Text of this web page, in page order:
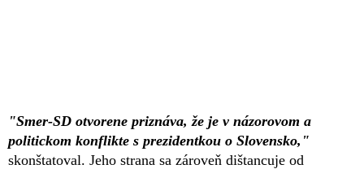
"Smer-SD otvorene priznáva, že je v názorovom a
politickom konflikte s prezidentkou o Slovensko,"
skonštatoval. Jeho strana sa zároveň dištancuje od